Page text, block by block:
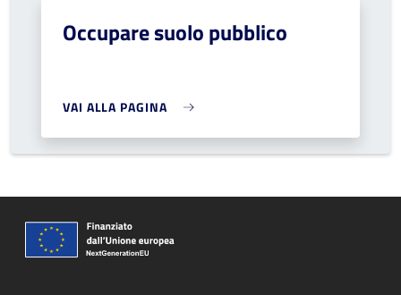
Occupare suolo pubblico
VAI ALLA PAGINA